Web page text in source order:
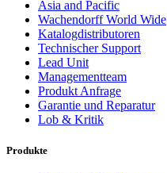
Asia and Pacific
Wachendorff World Wide
Katalogdistributoren
Technischer Support
Lead Unit
Managementteam
Produkt Anfrage
Garantie und Reparatur
Lob & Kritik
Produkte